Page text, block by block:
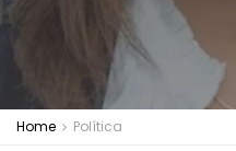
Home Política